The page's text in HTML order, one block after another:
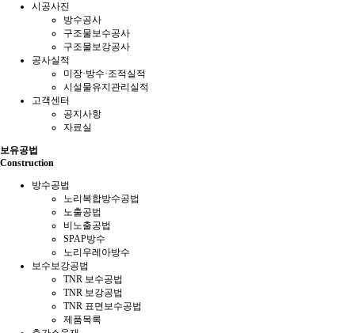
시공사진
방수공사
구조물보수공사
구조물보강공사
공사실적
미장·방수·조적실적
시설물유지관리실적
고객센터
공지사항
자료실
보유공법
Construction
방수공법
노리복합방수공법
노출공법
비노출공법
SPAP방수
노리우레아방수
보수보강공법
TNR 보수공법
TNR 보강공법
TNR 표면보수공법
제품목록